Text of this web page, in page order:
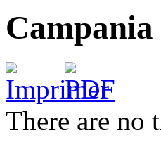
Campania
There are no